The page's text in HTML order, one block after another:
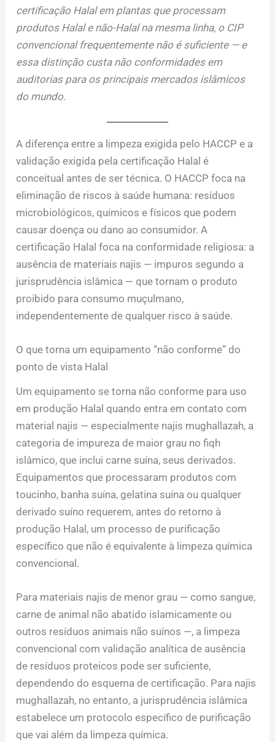
certificação Halal em plantas que processam
produtos Halal e não-Halal na mesma linha, o CIP
convencional frequentemente não é suficiente — e
essa distinção custa não conformidades em
auditorias para os principais mercados islâmicos
do mundo.
A diferença entre a limpeza exigida pelo HACCP e a
validação exigida pela certificação Halal é
conceitual antes de ser técnica. O HACCP foca na
eliminação de riscos à saúde humana: resíduos
microbiológicos, químicos e físicos que podem
causar doença ou dano ao consumidor. A
certificação Halal foca na conformidade religiosa: a
ausência de materiais najis — impuros segundo a
jurisprudência islâmica — que tornam o produto
proibido para consumo muçulmano,
independentemente de qualquer risco à saúde.
O que torna um equipamento “não conforme” do
ponto de vista Halal
Um equipamento se torna não conforme para uso
em produção Halal quando entra em contato com
material najis — especialmente najis mughallazah, a
categoria de impureza de maior grau no fiqh
islâmico, que inclui carne suína, seus derivados.
Equipamentos que processaram produtos com
toucinho, banha suína, gelatina suína ou qualquer
derivado suíno requerem, antes do retorno à
produção Halal, um processo de purificação
específico que não é equivalente à limpeza química
convencional.
Para materiais najis de menor grau — como sangue,
carne de animal não abatido islamicamente ou
outros resíduos animais não suínos —, a limpeza
convencional com validação analítica de ausência
de resíduos proteicos pode ser suficiente,
dependendo do esquema de certificação. Para najis
mughallazah, no entanto, a jurisprudência islâmica
estabelece um protocolo específico de purificação
que vai além da limpeza química.